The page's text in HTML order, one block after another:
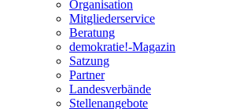
Organisation
Mitgliederservice
Beratung
demokratie!-Magazin
Satzung
Partner
Landesverbände
Stellenangebote